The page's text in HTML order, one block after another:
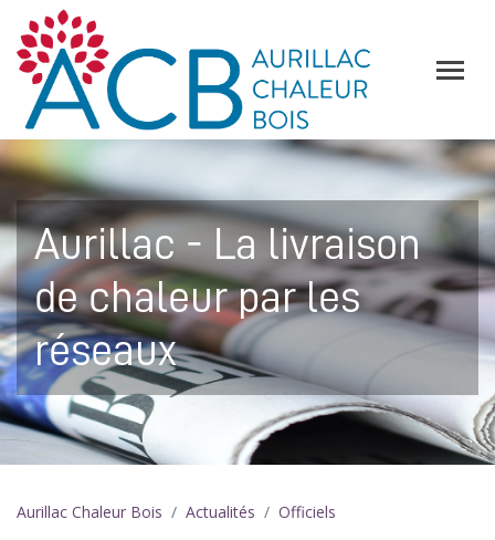
Aurillac - La livraison
de chaleur par les
réseaux
Aurillac Chaleur Bois Actualités
Officiels